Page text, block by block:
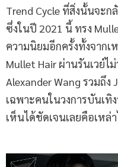
Trend Cycle ที่สิ่งนั้นจะ
ซึ่งในปี 2021 นี้ ทรง
ความนิยมอีกครั้งทั้งจาก
Mullet Hair ผ่านรันเวย์ไ
Alexander Wang รวมถึง
เฉพาะคนในวงการบันเ
เห็นได้ชัดเจนเลยคือเหล่